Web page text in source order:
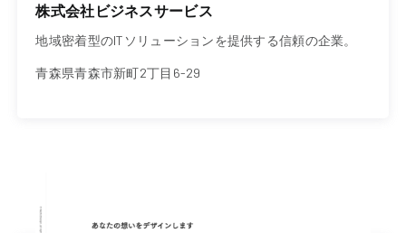
株式会社ビジネスサービス
地域密着型のITソリューションを提供する信頼の企業。
青森県青森市新町2丁目6-29